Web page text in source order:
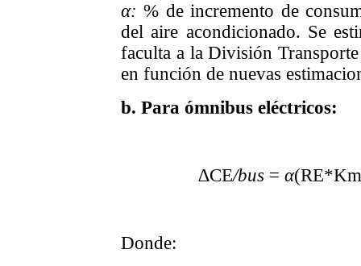
α:% de incremento de
del aire acondicionado. Se
faculta a la División
en función de nuevas
b. Para ómnibus eléctricos:
∆CE/bus = α
Donde: